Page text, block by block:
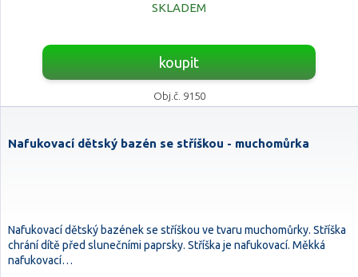
SKLADEM
koupit
Obj.č. 9150
Nafukovací dětský bazén se stříškou - muchomůrka
Nafukovací dětský bazének se stříškou ve tvaru muchomůrky. Stříška
chrání dítě před slunečními paprsky. Stříška je nafukovací. Měkká
nafukovací…